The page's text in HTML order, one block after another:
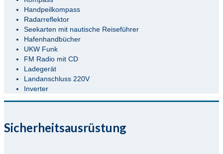
Handpeilkompass
Radarreflektor
Seekarten mit nautische Reiseführer
Hafenhandbücher
UKW Funk
FM Radio mit CD
Ladegerät
Landanschluss 220V
Inverter
Sicherheitsausrüstung